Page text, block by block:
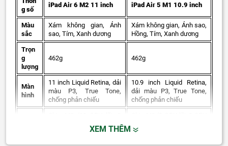
g số
iPad Air 6 M2 11 inch iPad Air 5 M1 10.9 inch
Màu
sắc
Xám không gian, Ánh
sao, Tím, Xanh dương
Xám không gian, Ánh sao,
Hồng, Tím, Xanh dương
Trọn
g
lượng
462g 462g
Màn
hình
11 inch Liquid Retina, dải
màu P3, True Tone,
chống phản chiếu
10.9 inch Liquid Retina,
dải màu P3, True Tone,
chống phản chiếu
XEM THÊM